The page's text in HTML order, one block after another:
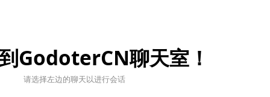
GodoterCN聊天室！
请选择左边的聊天以进行会话